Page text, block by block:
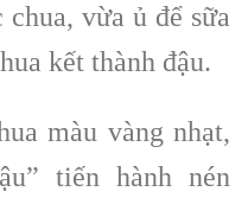
vừa ủ để sữa
kết thành đậu.
màu vàng nhạt,
tiến hành nén